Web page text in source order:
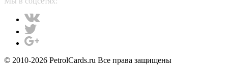
© 2010-2026 PetrolCards.ru Все права защищены